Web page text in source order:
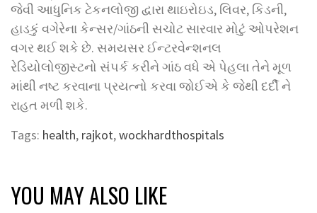
જેવી આધુનિક ટેકનલોજી દ્વારા થાઇરોઇડ, લિવર, કિડની,
હાડકું વગેરેના કેન્સર/ગાંઠની સચોટ સારવાર મોટું ઓપરેશન
વગર થઈ શકે છે. સમયસર ઈન્ટરવેન્શનલ
રેડિયોલોજીસ્ટનો સંપર્ક કરીને ગાંઠ વધે એ પેહલા તેને મૂળ
માંથી નષ્ટ કરવાના પ્રયત્નો કરવા જોઈએ કે જેથી દર્દી ને
રાહત મળી શકે.
Tags: health, rajkot,wockhardthospitals
YOU MAY ALSO LIKE